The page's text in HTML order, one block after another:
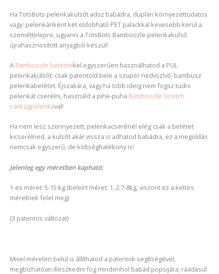
Ha TotsBots pelenkakülsőt adsz babádra, duplán környezettudatos
vagy: pelenkánként két eldobható PET palackkal kevesebb kerül a
szeméttelepre, ugyanis a TotsBots Bamboozle pelenkakülső
újrahasznosított anyagból készül!
A Bamboozle betétekkel egyszerűen használhatod a PUL
pelenkakülsőt: csak patentold bele a szuper nedvszívó, bambusz
pelenkabetétet. Éjszakára, vagy ha több ideig nem fogsz tudni
pelenkát cserélni, használd a pihe-puha Bamboozle Stretch
nadrágpelenkával!
Ha nem lesz szennyezett, pelenkacserénél elég csak a betétet
kicserélned, a külsőt akár vissza is adhatod babádra, ez a megoldás
nemcsak egyszerű, de költséghatékony is!
Jelenleg egy méretben kapható:
1-es méret: 5-15 kg (beleírt méret: 1, 2,7-8kg, viszont ez a kettes
méretnek felel meg)
(3 patentos változat)
Mivel méreten belül is állíthatod a patentok segítségével,
megbízhatóan illeszkedni fog mindenhol babád popsijára, ráadásul